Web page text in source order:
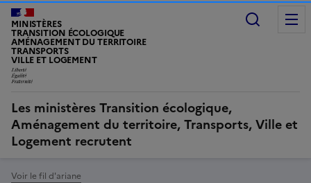
MINISTÈRES
TRANSITION ÉCOLOGIQUE
AMÉNAGEMENT DU TERRITOIRE
TRANSPORTS
VILLE ET LOGEMENT
Les ministères Transition écologique,
Aménagement du territoire, Transports, Ville et
Logement recrutent
Voir le fil d'ariane